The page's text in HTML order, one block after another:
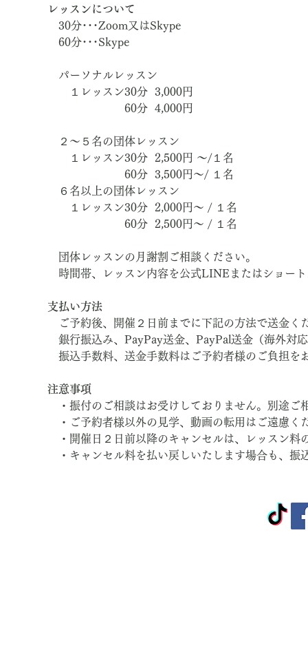
レッスンについて
30分･･･Zoom又はSkype
60分･･･Skype
パーソナルレッスン
１レッスン30分  3,000円
60分  4,000円
２～５名の団体レッスン
１レッスン30分  2,500円 ～/１名
60分  3,500円～/ １名
６名以上の団体レッスン
１レッスン30分  2,000円～ / １名
60分  2,500円～ / １名
団体レッスンの月謝割ご相談ください。
時間帯、レッスン内容を公式LINEまたはショー
支払い方法
ご予約後、開催２日前までに下記の方法で送金く
銀行振込み、PayPay送金、PayPal送金（海外対
振込手数料、送金手数料はご予約者様のご負担を
注意事項
・振付のご相談はお受けしておりません。別途ご
・ご予約者様以外の見学、動画の転用はご遠慮く
・開催日２日前以降のキャンセルは、レッスン料
・キャンセル料を払い戻しいたします場合も、振